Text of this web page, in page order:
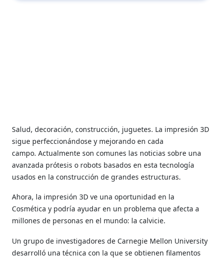
Salud, decoración, construcción, juguetes. La impresión 3D
sigue perfeccionándose y mejorando en cada
campo.Actualmente son comunes las noticias sobre una
avanzada prótesis o robots basados en esta tecnología
usados en la construcción de grandes estructuras.
Ahora, la impresión 3D ve una oportunidad en la
Cosmética y podría ayudar en un problema que afecta a
millones de personas en el mundo: la calvicie.
Un grupo de investigadores de Carnegie Mellon University
desarrolló una técnica con la que se obtienen filamentos